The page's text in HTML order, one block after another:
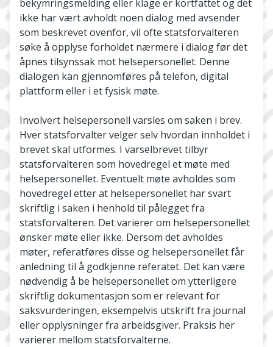
bekymringsmelding eller klage er kortfattet og det
ikke har vært avholdt noen dialog med avsender
som beskrevet ovenfor, vil ofte statsforvalteren
søke å opplyse forholdet nærmere i dialog før det
åpnes tilsynssak mot helsepersonellet. Denne
dialogen kan gjennomføres på telefon, digital
plattform eller i et fysisk møte.
Involvert helsepersonell varsles om saken i brev.
Hver statsforvalter velger selv hvordan innholdet i
brevet skal utformes. I varselbrevet tilbyr
statsforvalteren som hovedregel et møte med
helsepersonellet. Eventuelt møte avholdes som
hovedregel etter at helsepersonellet har svart
skriftlig i saken i henhold til pålegget fra
statsforvalteren. Det varierer om helsepersonellet
ønsker møte eller ikke. Dersom det avholdes
møter, referatføres disse og helsepersonellet får
anledning til å godkjenne referatet. Det kan være
nødvendig å be helsepersonellet om ytterligere
skriftlig dokumentasjon som er relevant for
saksvurderingen, eksempelvis utskrift fra journal
eller opplysninger fra arbeidsgiver. Praksis her
varierer mellom statsforvalterne.